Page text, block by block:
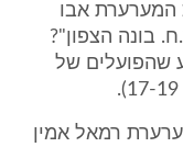
נשאל ב"כ המערערת אבו
בונה הצפון"?
שהפועלים של
ב"כ המערערת רמאל אמין